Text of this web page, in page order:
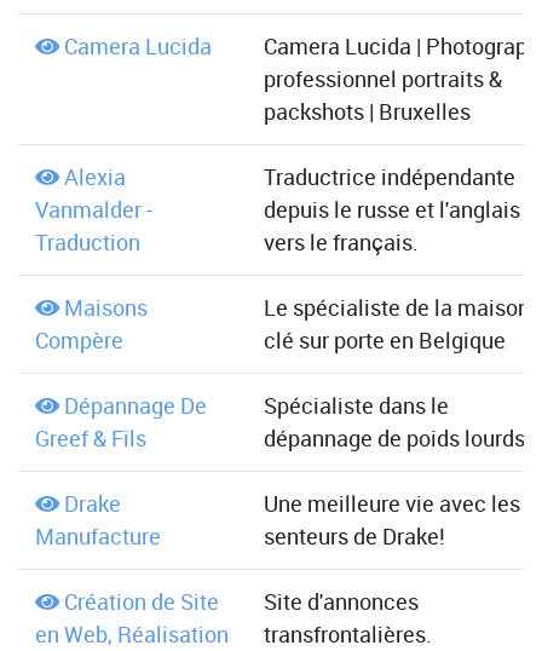
Camera Lucida
Camera Lucida |
professionnel portraits &
packshots | Bruxelles
Alexia
Vanmalder -
Traduction
Traductrice indépendante
depuis le russe et l'anglais
vers le français.
Maisons
Compère
Le spécialiste de la maison
clé sur porte en Belgique
Dépannage De
Greef & Fils
Spécialiste dans le
dépannage de poids lourds
Drake
Manufacture
Une meilleure vie avec les
senteurs de Drake!
Création de Site
en Web, Réalisation
Site d'annonces
transfrontalières.